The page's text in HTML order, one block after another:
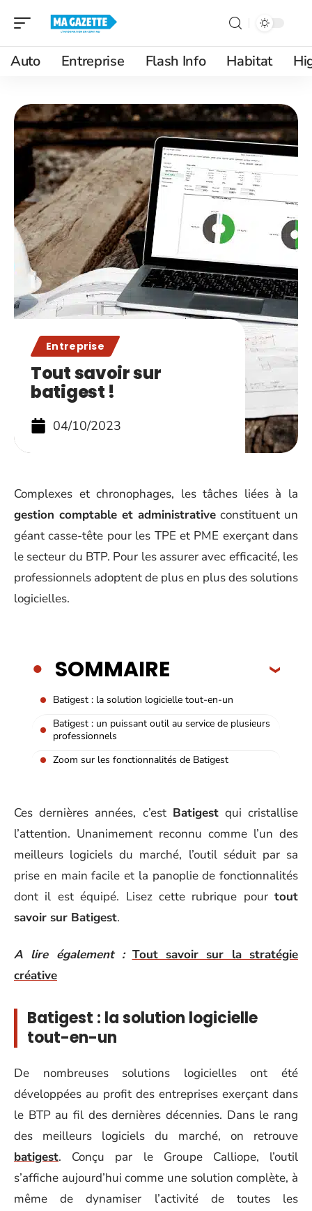
Auto Entreprise Flash Info Habitat
Entreprise
Tout savoir sur
batigest !
04/10/2023
Complexes et chronophages, les tâches liées à la
gestion comptable et administrative constituent un
géant casse-tête pour les TPE et PME exerçant dans
le secteur du BTP. Pour les assurer avec efficacité, les
professionnels adoptent de plus en plus des solutions
logicielles.
SOMMAIRE
Batigest : la solution logicielle tout-en-un
Batigest : un puissant outil au service de plusieurs
professionnels
Zoom sur les fonctionnalités de Batigest
Ces dernières années, c’est Batigestqui cristallise
l’attention. Unanimement reconnu comme l’un des
meilleurs logiciels du marché, l’outil séduit par sa
prise en main facile et la panoplie de fonctionnalités
dont il est équipé. Lisez cette rubrique pour tout
savoir sur Batigest.
A lire également : Tout savoir sur la stratégie
créative
Batigest : la solution logicielle
tout-en-un
De nombreuses solutions logicielles ont été
développées au profit des entreprises exerçant dans
le BTP au fil des dernières décennies. Dans le rang
des meilleurs logiciels du marché, on retrouve
batigest. Conçu par le Groupe Calliope, l’outil
s’affiche aujourd’hui comme une solution complète, à
même de dynamiser l’activité de toutes les